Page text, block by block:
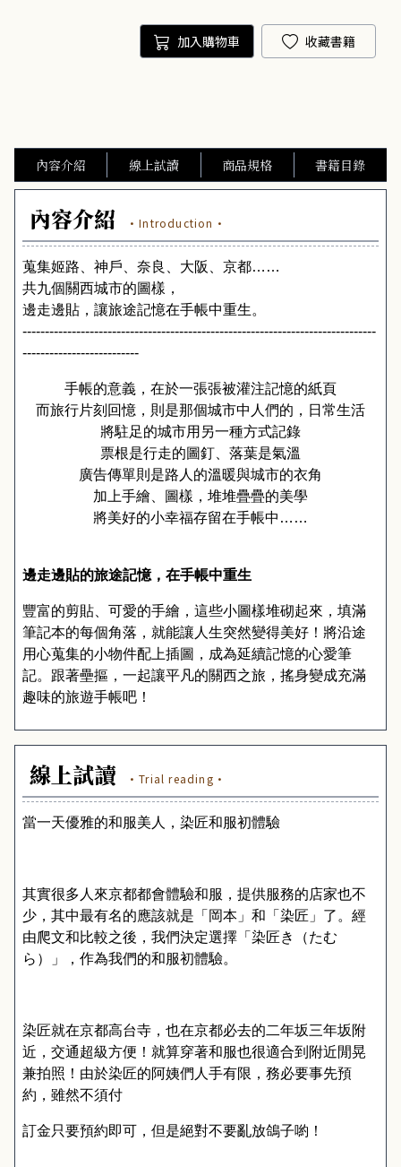
加入購物車 收藏書籍
內容介紹 線上試讀 商品規格 書籍目錄
內容介紹 ·Introduction·
蒐集姬路、神戶、奈良、大阪、京都……
共九個關西城市的圖樣，
邊走邊貼，讓旅途記憶在手帳中重生。
-------------------------------------------------------------------------------
--------------------------
手帳的意義，在於一張張被灌注記憶的紙頁
而旅行片刻回憶，則是那個城市中人們的，日常生活
將駐足的城市用另一種方式記錄
票根是行走的圖釘、落葉是氣溫
廣告傳單則是路人的溫暖與城市的衣角
加上手繪、圖樣，堆堆疊疊的美學
將美好的小幸福存留在手帳中……
邊走邊貼的旅途記憶，在手帳中重生
豐富的剪貼、可愛的手繪，這些小圖樣堆砌起來，填滿
筆記本的每個角落，就能讓人生突然變得美好！將沿途
用心蒐集的小物件配上插圖，成為延續記憶的心愛筆
記。跟著壘摳，一起讓平凡的關西之旅，搖身變成充滿
趣味的旅遊手帳吧！
線上試讀 ·Trial reading·
當一天優雅的和服美人，染匠和服初體驗
其實很多人來京都都會體驗和服，提供服務的店家也不
少，其中最有名的應該就是「岡本」和「染匠」了。經
由爬文和比較之後，我們決定選擇「染匠き（たむ
ら）」，作為我們的和服初體驗。
染匠就在京都高台寺，也在京都必去的二年坂三年坂附
近，交通超級方便！就算穿著和服也很適合到附近閒晃
兼拍照！由於染匠的阿姨們人手有限，務必要事先預
約，雖然不須付
訂金只要預約即可，但是絕對不要亂放鴿子喲！